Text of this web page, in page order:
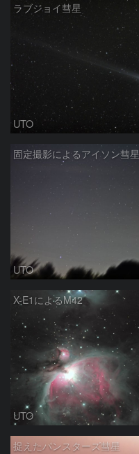
ラブジョイ彗星
UTO
固定撮影によるアイソン彗星
UTO
X-E1によるM42
UTO
捉えたパンスターズ彗星